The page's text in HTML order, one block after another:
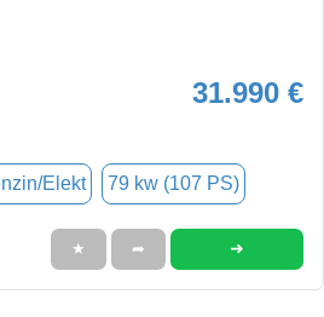
31.990 €
Elekt 79 kw (107 PS)
★ ➦ ➜